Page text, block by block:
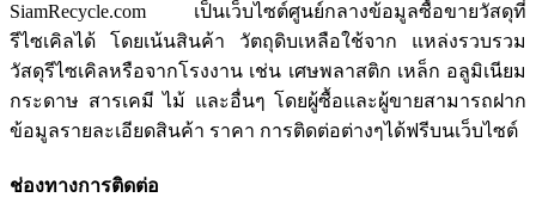
SiamRecycle.com เป็นเว็บไซต์ศูนย์กลางข้อมูลซื้อขายวัสดุที่
รีไซเคิลได้ โดยเน้นสินค้า วัตถุดิบเหลือใช้จาก แหล่งรวบรวม
วัสดุรีไซเคิลหรือจากโรงงาน เช่น เศษพลาสติก เหล็ก อลูมิเนียม
กระดาษ สารเคมี ไม้ และอื่นๆ โดยผู้ซื้อและผู้ขายสามารถฝาก
ข้อมูลรายละเอียดสินค้า ราคา การติดต่อต่างๆได้ฟรีบนเว็บไซต์
ช่องทางการติดต่อ